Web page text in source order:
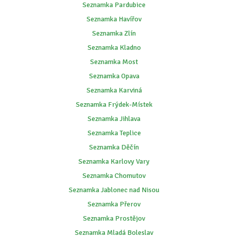
Seznamka Pardubice
Seznamka Havířov
Seznamka Zlín
Seznamka Kladno
Seznamka Most
Seznamka Opava
Seznamka Karviná
Seznamka Frýdek-Místek
Seznamka Jihlava
Seznamka Teplice
Seznamka Děčín
Seznamka Karlovy Vary
Seznamka Chomutov
Seznamka Jablonec nad Nisou
Seznamka Přerov
Seznamka Prostějov
Seznamka Mladá Boleslav